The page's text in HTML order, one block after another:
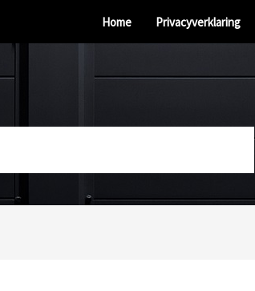
Home Privacyverklaring